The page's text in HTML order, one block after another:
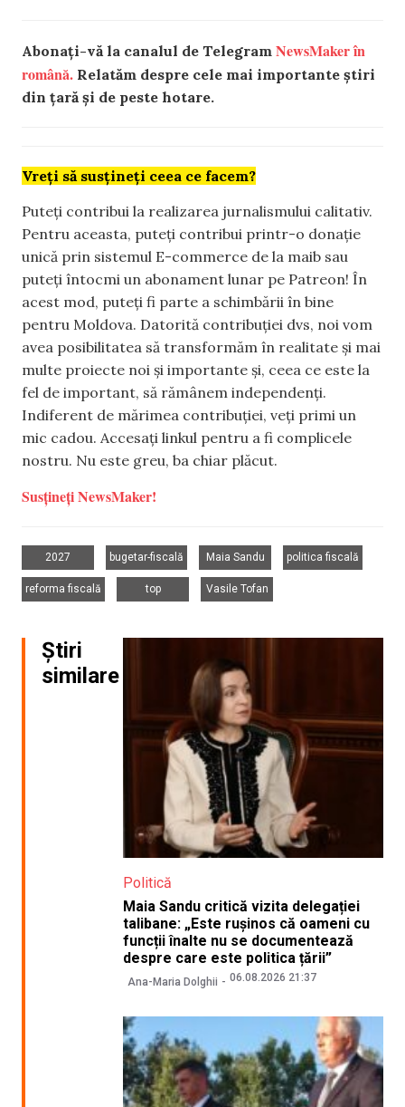
Abonați-vă la canalul de Telegram NewsMaker în
română. Relatăm despre cele mai importante știri
din țară și de peste hotare.
Vreți să susțineți ceea ce facem?
Puteți contribui la realizarea jurnalismului calitativ.
Pentru aceasta, puteți contribui printr-o donație
unică prin sistemul E-commerce de la maib sau
puteți întocmi un abonament lunar pe Patreon! În
acest mod, puteți fi parte a schimbării în bine
pentru Moldova. Datorită contribuției dvs, noi vom
avea posibilitatea să transformăm în realitate și mai
multe proiecte noi și importante și, ceea ce este la
fel de important, să rămânem independenți.
Indiferent de mărimea contribuției, veți primi un
mic cadou. Accesați linkul pentru a fi complicele
nostru. Nu este greu, ba chiar plăcut.
Susțineți NewsMaker!
2027
bugetar-fiscală
Maia Sandu
politica fiscală
reforma fiscală
top
Vasile Tofan
Știri
similare
Politică
Maia Sandu critică vizita delegației
talibane: „Este rușinos că oameni cu
funcții înalte nu se documentează
despre care este politica țării”
Ana-Maria Dolghii 06.08.2026 21:37